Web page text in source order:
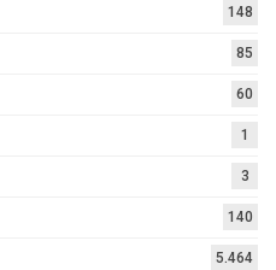
148
85
60
1
3
140
5.464